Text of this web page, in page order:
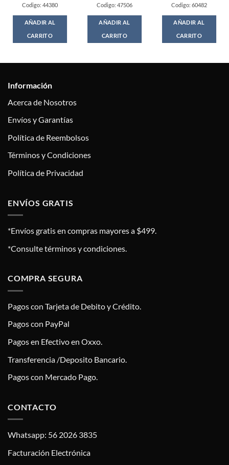
Codigo: 44380
AÑADIR AL
CARRITO
Codigo: 47506
AÑADIR AL
CARRITO
Codigo: 60482
AÑADIR AL
CARRITO
Información
Acerca de Nosotros
Envíos y Garantías
Política de Reembolsos
Términos y Condiciones
Política de Privacidad
ENVÍOS GRATIS
*Envíos gratis en compras mayores a $499.
*Consulte términos y condiciones.
COMPRA SEGURA
Pagos con Tarjeta de Debito y Crédito.
Pagos con PayPal
Pagos en Efectivo en Oxxo.
Transferencia /Deposito Bancario.
Pagos con Mercado Pago.
CONTACTO
Whatsapp: 56 2026 3835
Facturación Electrónica